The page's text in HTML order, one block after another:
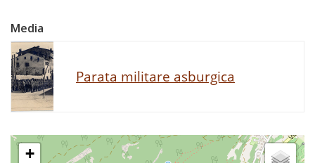
Media
Parata militare asburgica
+